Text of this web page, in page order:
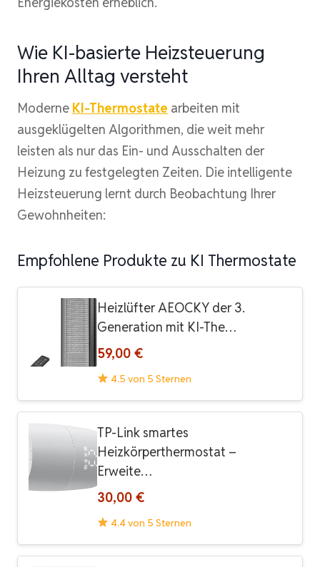
Wie KI-basierte Heizsteuerung
Ihren Alltag versteht
Moderne KI-Thermostate arbeiten mit
ausgeklügelten Algorithmen, die weit mehr
leisten als nur das Ein- und Ausschalten der
Heizung zu festgelegten Zeiten. Die intelligente
Heizsteuerung lernt durch Beobachtung Ihrer
Gewohnheiten:
Empfohlene Produkte zu KI Thermostate
Heizlüfter AEOCKY der 3.
Generation mit KI-The…
59,00 €
4.5 von 5 Sternen
TP-Link smartes
Heizkörperthermostat –
Erweite…
30,00 €
4.4 von 5 Sternen